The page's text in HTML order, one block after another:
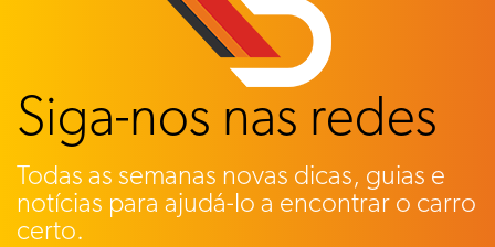
Siga-nos nas redes
Todas as semanas novas dicas, guias e
notícias para ajudá-lo a encontrar o carro
certo.